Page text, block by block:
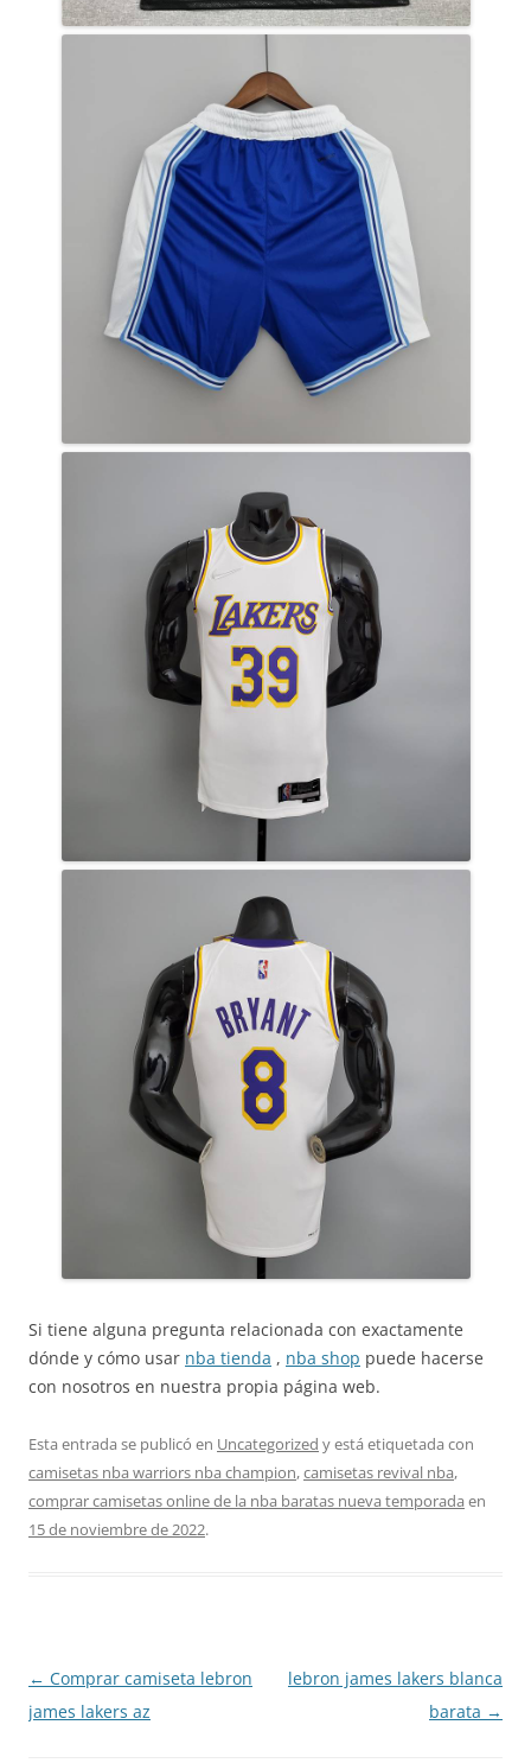
Si tiene alguna pregunta relacionada con exactamente
dónde y cómo usar nba tienda , nba shop puede hacerse
con nosotros en nuestra propia página web.
Esta entrada se publicó en Uncategorized y está etiquetada con
camisetas nba warriors nba champion,camisetas revival nba,
comprar camisetas online de la nba baratas nueva temporada en
15 de noviembre de 2022.
Navegación
de
← Comprar camiseta lebron
james lakers az
lebron james lakers blanca
barata →